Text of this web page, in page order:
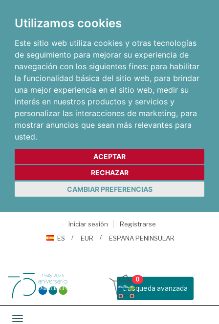
Utilizamos cookies
Este sitio web utiliza cookies y otras tecnologías
de seguimiento para mejorar su experiencia de
navegación con los siguientes fines: para habilitar
la funcionalidad básica del sitio web, para brindar
una mejor experiencia en el sitio web, medir su
interés en nuestros productos y servicios y
personalizar las interacciones de marketing, para
mostrar anuncios que sean más relevantes para
usted.
ACEPTAR
RECHAZAR
CAMBIAR PREFERENCIAS
Iniciar sesión
Registrarse
ES
EUR ESPAÑA PENINSULAR
Busqueda avanzada
0
Toggle navigation